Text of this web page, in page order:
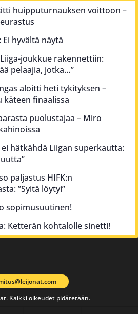
huipputurnauksen voittoon –
Ei hyvältä näytä
joukkue rakennettiin:
pelaajia, jotka…”
aloitti heti tykityksen –
käteen finaalissa
puolustajaa – Miro
hätkähdä Liigan superkautta:
paljastus HIFK:n
”Syitä löytyi”
sopimusuutinen!
Ketterän kohtalolle sinetti!
Kaikki oikeudet pidätetään.